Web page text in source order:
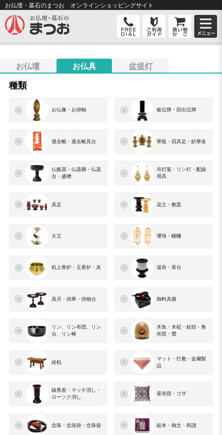
お仏壇・墓石のまつお オンラインショッピングサイト
お仏壇 お仏具 盆提灯
種類
お仏像・お掛軸 板位牌・回出位牌
過去帳・過去帳見台 華瓶・四具足・鋲華舎
仏飯器・仏器膳・仏器
台・盛槽
吊灯篭・リン灯・配線
用具
具足 花立・敷皿
火立 瓔珞・幢幡
机上香炉・玉香炉・灰 湯呑・茶台
高月・供華・供物台 御料具膳
リン、リン布団、リン
台、リン棒
木魚・木柾・鉦鋙・角
布団・畳
経机
マット・打敷・金襴製
品
線香差・マッチ消し・
ローソク消し
座布団・ゴザ
念珠・念珠掛・念珠袋 経本・御文・和讃